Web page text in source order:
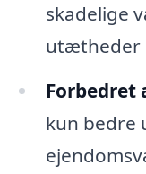
skadelige
utætheder
kun bedre